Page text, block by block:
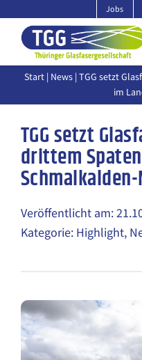
Inhalt
springen
Jobs
Start | News | TGG setzt
im
TGG setzt
drittem
Veröffentlicht am:
Kategorie: Highlight,